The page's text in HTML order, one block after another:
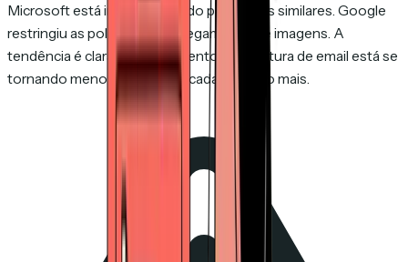
Microsoft está implementando proteções similares. Google
restringiu as políticas de carregamento de imagens. A
tendência é clara: o rastreamento de abertura de email está se
tornando menos confiável a cada ano, não mais.